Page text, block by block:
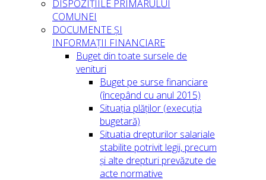
DISPOZIȚIILE PRIMARULUI
COMUNEI
DOCUMENTE ȘI
INFORMAȚII FINANCIARE
Buget din toate sursele de
venituri
Buget pe surse financiare
(începând cu anul 2015)
Situația plăților (execuția
bugetară)
Situatia drepturilor salariale
stabilite potrivit legii, precum
și alte drepturi prevăzute de
acte normative